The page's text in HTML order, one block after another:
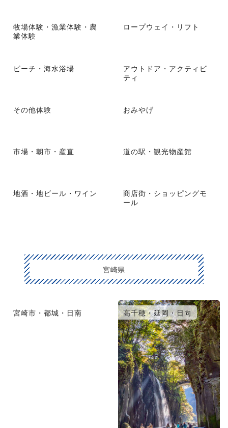
牧場体験・漁業体験・農
業体験
ロープウェイ・リフト
ビーチ・海水浴場
アウトドア・アクティビ
ティ
その他体験 おみやげ
市場・朝市・産直 道の駅・観光物産館
地酒・地ビール・ワイン
商店街・ショッピングモ
ール
宮崎県
宮崎市・都城・日南 高千穂・延岡・日向